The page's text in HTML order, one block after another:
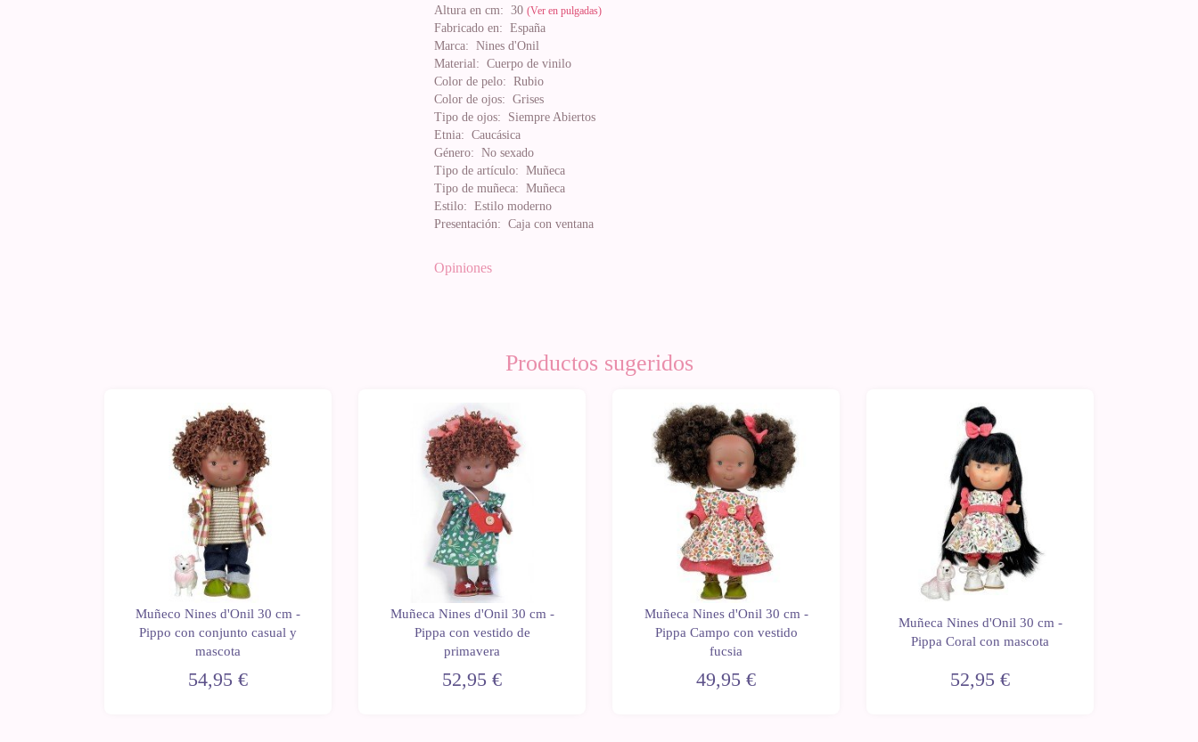
Altura en cm: 30 (Ver en pulgadas)
Fabricado en: España
Marca: Nines d'Onil
Material: Cuerpo de vinilo
Color de pelo: Rubio
Color de ojos: Grises
Tipo de ojos: Siempre Abiertos
Etnia: Caucásica
Género: No sexado
Tipo de artículo: Muñeca
Tipo de muñeca: Muñeca
Estilo: Estilo moderno
Presentación: Caja con ventana
Opiniones
Productos sugeridos
Muñeco Nines d'Onil 30 cm -
Pippo con conjunto casual y
mascota
54,95 €
Muñeca Nines d'Onil 30 cm -
Pippa con vestido de
primavera
52,95 €
Muñeca Nines d'Onil 30 cm -
Pippa Campo con vestido
fucsia
49,95 €
Muñeca Nines d'Onil 30 cm -
Pippa Coral con mascota
52,95 €